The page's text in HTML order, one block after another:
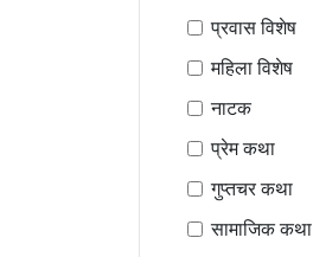
प्रवास विशेष
महिला विशेष
नाटक
प्रेम कथा
गुप्तचर कथा
सामाजिक कथा